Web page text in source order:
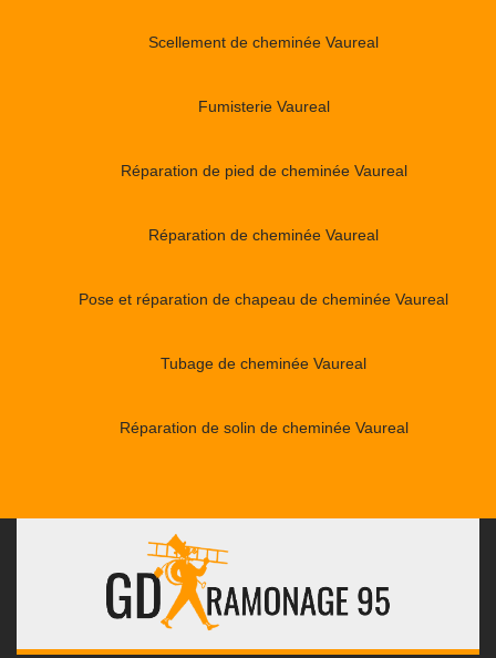
Scellement de cheminée Vaureal
Fumisterie Vaureal
Réparation de pied de cheminée Vaureal
Réparation de cheminée Vaureal
Pose et réparation de chapeau de cheminée Vaureal
Tubage de cheminée Vaureal
Réparation de solin de cheminée Vaureal